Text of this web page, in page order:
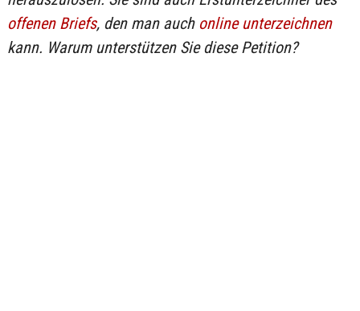
offenen Briefs, den man auch online unterzeichnen
kann. Warum unterstützen Sie diese Petition?